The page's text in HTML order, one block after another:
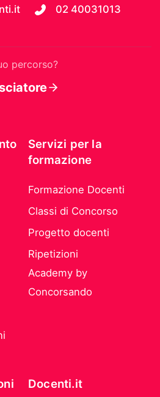
02 40031013
percorso?
Servizi per la
formazione
Formazione Docenti
Classi di Concorso
Progetto docenti
Ripetizioni
Academy by
Concorsando
Docenti.it